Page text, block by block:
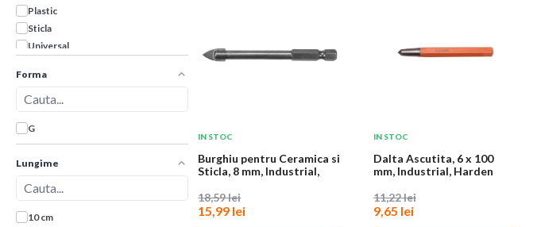
Plastic
Sticla
Universal
Forma
G
Lungime
10 cm
IN STOC
Burghiu pentru Ceramica si
Sticla, 8 mm, Industrial,
18,59 lei
15,99 lei
IN STOC
Dalta Ascutita, 6 x 100
mm, Industrial, Harden
11,22 lei
9,65 lei